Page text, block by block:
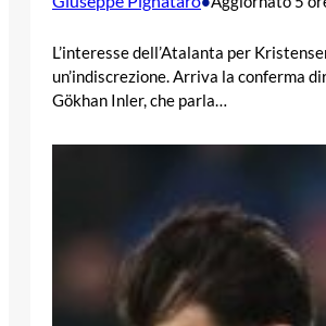
L’interesse dell’Atalanta per
un’indiscrezione. Arriva la conferma
Gökhan Inler, che parla…